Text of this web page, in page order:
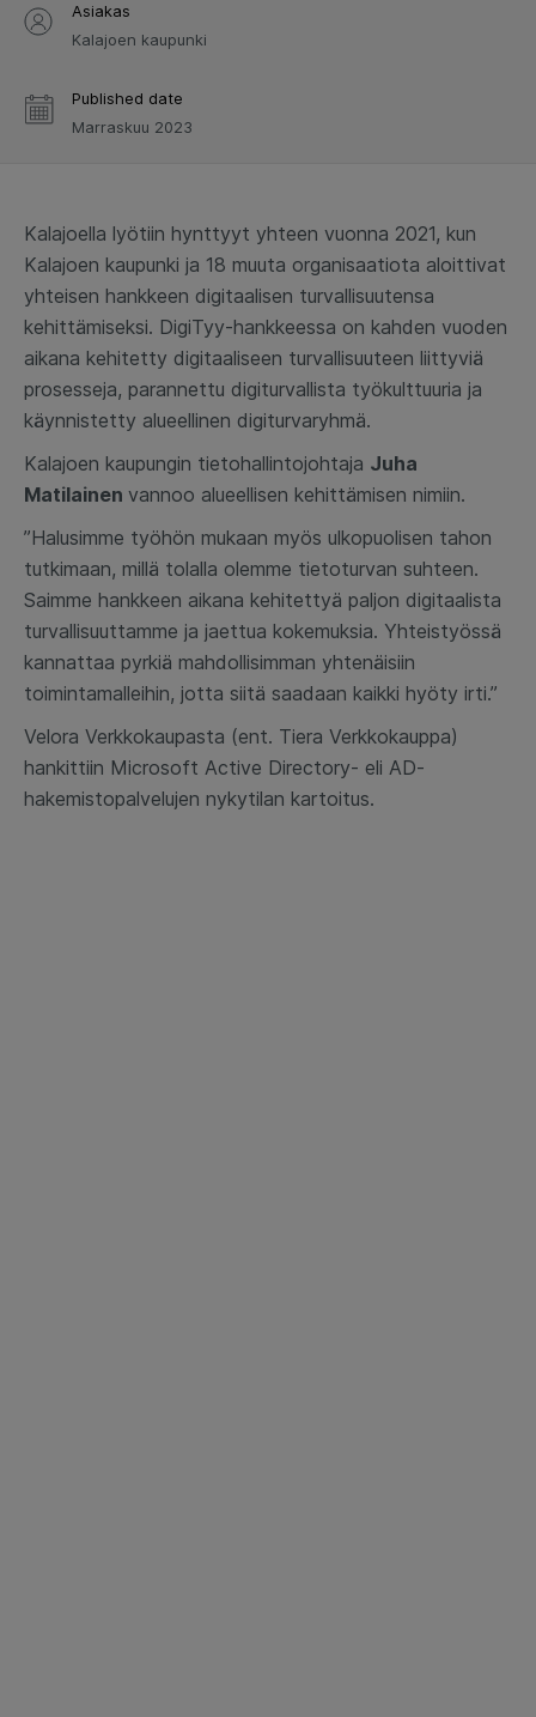
Asiakas
Kalajoen kaupunki
Published date
Marraskuu 2023
Kalajoella lyötiin hynttyyt yhteen vuonna 2021, kun
Kalajoen kaupunki ja 18 muuta organisaatiota aloittivat
yhteisen hankkeen digitaalisen turvallisuutensa
kehittämiseksi. DigiTyy-hankkeessa on kahden vuoden
aikana kehitetty digitaaliseen turvallisuuteen liittyviä
prosesseja, parannettu digiturvallista työkulttuuria ja
käynnistetty alueellinen digiturvaryhmä.
Kalajoen kaupungin tietohallintojohtaja Juha
Matilainen vannoo alueellisen kehittämisen nimiin.
”Halusimme työhön mukaan myös ulkopuolisen tahon
tutkimaan, millä tolalla olemme tietoturvan suhteen.
Saimme hankkeen aikana kehitettyä paljon digitaalista
turvallisuuttamme ja jaettua kokemuksia. Yhteistyössä
kannattaa pyrkiä mahdollisimman yhtenäisiin
toimintamalleihin, jotta siitä saadaan kaikki hyöty irti.”
Velora Verkkokaupasta (ent. Tiera Verkkokauppa)
hankittiin Microsoft Active Directory- eli AD-
hakemistopalvelujen nykytilan kartoitus.